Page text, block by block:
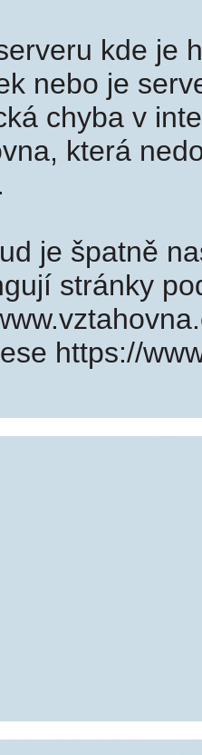
kde je
nebo je
chyba v
která
je špatně
stránky
https://